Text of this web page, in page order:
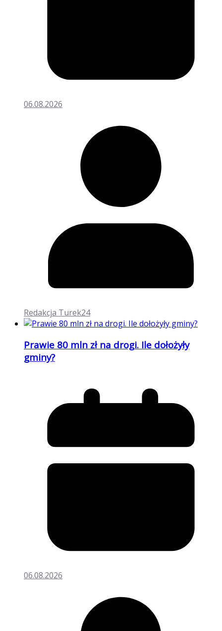
06.08.2026
Redakcja Turek24
Prawie 80 mln zł na drogi. Ile dołożyły
gminy?
06.08.2026